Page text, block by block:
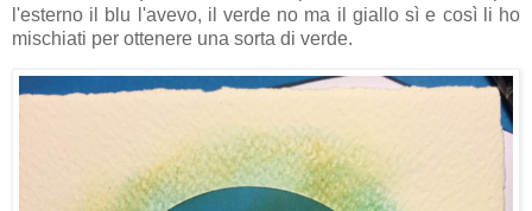
l'esterno il blu l'avevo, il verde no ma il giallo sì e così li ho
mischiati per ottenere una sorta di verde.